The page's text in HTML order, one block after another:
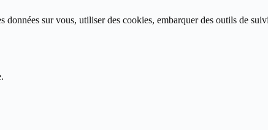
données sur vous, utiliser des cookies, embarquer des outils de